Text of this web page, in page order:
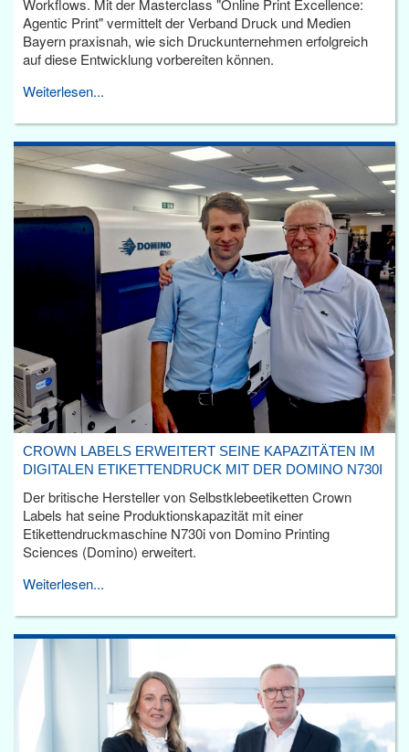
Workflows. Mit der Masterclass "Online Print Excellence:
Agentic Print" vermittelt der Verband Druck und Medien
Bayern praxisnah, wie sich Druckunternehmen erfolgreich
auf diese Entwicklung vorbereiten können.
Weiterlesen...
CROWN LABELS ERWEITERT SEINE KAPAZITÄTEN IM
DIGITALEN ETIKETTENDRUCK MIT DER DOMINO N730I
Der britische Hersteller von Selbstklebeetiketten Crown
Labels hat seine Produktionskapazität mit einer
Etikettendruckmaschine N730i von Domino Printing
Sciences (Domino) erweitert.
Weiterlesen...